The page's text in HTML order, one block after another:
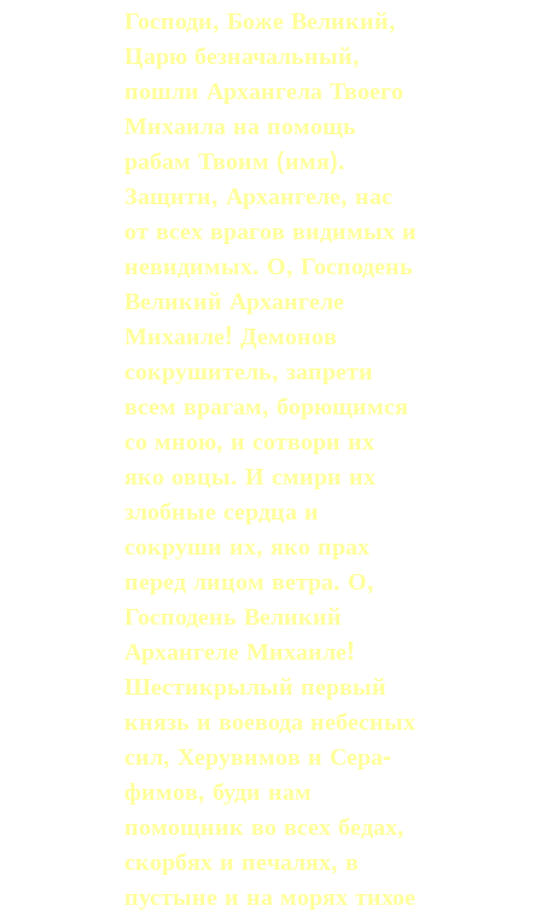
Господи, Боже Великий,
Царю безначальный,
пошли Архангела Твоего
Михаила на помощь
рабам Твоим (имя).
Защити, Архангеле, нас
от всех врагов видимых и
неви­димых. О, Господень
Великий Архангеле
Михаиле! Демонов
сокрушитель, запрети
всем врагам, борющимся
со мною, и сотвори их
яко овцы. И смири их
злобные серд­ца и
сокруши их, яко прах
перед лицом ветра. О,
Господень Великий
Архангеле Михаиле!
Шестикрылый первый
князь и воевода небесных
сил, Херувимов и Сера­
фимов, буди нам
помощник во всех бедах,
скорбях и печалях, в
пустыне и на мо­рях тихое